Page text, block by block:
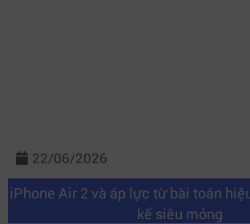
22/06/2026
iPhone Air 2 và áp lực từ bài toán
kế siêu mỏng